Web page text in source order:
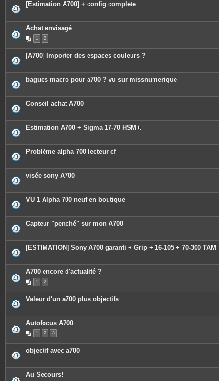
[Estimation A700] + config complete
Achat envisagé
1 2
[A700] Importer des espaces couleurs ?
bagues macro pour a700 ? vu sur missnumerique
Conseil achat A700
Estimation A700 + Sigma 17-70 HSM
è
j
t
Problème alpha 700 lecteur cf
visée sony A700
VU 1 Alpha 700 neuf en boutique
Capteur "penché" sur mon A700
[ESTIMATION] Sony A700 garanti + Grip + 16-105 + 70-300 TAM
A700 encore d'actualité ?
1 2
Valeur d'un a700 plus objectifs
Autofocus A700
1 2 3
objectif avec a700
Au Secours!